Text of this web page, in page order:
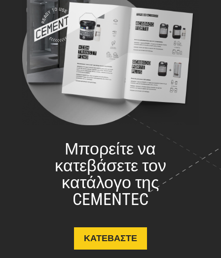
Μπορείτε να
κατεβάσετε τον
κατάλογο της
CEMENTEC
ΚΑΤΕΒΑΣΤΕ